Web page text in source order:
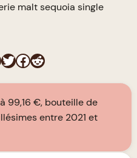
malt sequoia single
Twitter
Facebook
Reddit
99,16 €, bouteille de
entre 2021 et